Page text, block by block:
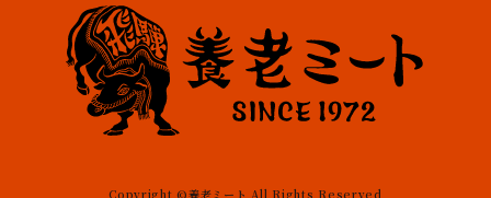
Copyright ©養老ミート All Rights Reserved